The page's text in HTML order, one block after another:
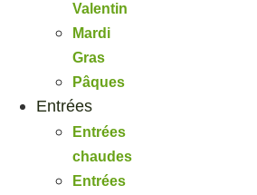
Valentin
Mardi
Gras
Pâques
Entrées
Entrées
chaudes
Entrées